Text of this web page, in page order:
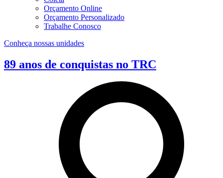
Orçamento Online
Orçamento Personalizado
Trabalhe Conosco
Conheça nossas unidades
89 anos de conquistas no TRC